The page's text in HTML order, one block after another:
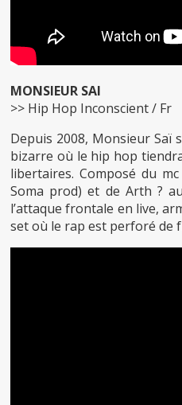
MONSIEUR SAI
>> Hip Hop Inconscient / Fr
Depuis 2008, Monsieur Saï
bizarre où le hip hop
libertaires. Composé du
Soma prod) et de Arth ?
l’attaque frontale en live,
set où le rap est perforé de